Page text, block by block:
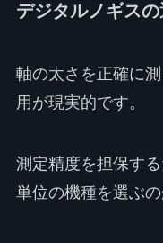
デジタルノギス
軸の太さを正確に
用が現実的です。
測定精度を担保す
単位の機種を選ぶ